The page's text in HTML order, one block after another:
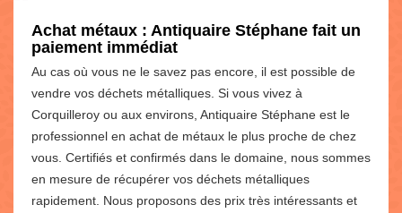
Achat métaux : Antiquaire Stéphane fait un
paiement immédiat
Au cas où vous ne le savez pas encore, il est possible de
vendre vos déchets métalliques. Si vous vivez à
Corquilleroy ou aux environs, Antiquaire Stéphane est le
professionnel en achat de métaux le plus proche de chez
vous. Certifiés et confirmés dans le domaine, nous sommes
en mesure de récupérer vos déchets métalliques
rapidement. Nous proposons des prix très intéressants et